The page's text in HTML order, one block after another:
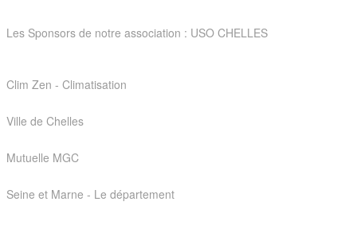
Les Sponsors de notre association : USO CHELLES
Clim Zen - Climatisation
Ville de Chelles
Mutuelle MGC
Seine et Marne - Le département